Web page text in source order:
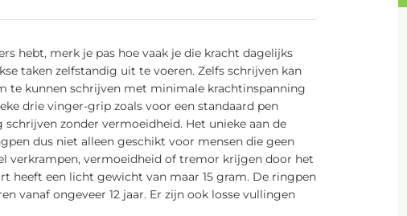
hebt, merk je pas hoe vaak je die kracht dagelijks
taken zelfstandig uit te voeren. Zelfs schrijven kan
te kunnen schrijven met minimale krachtinspanning
drie vinger-grip zoals voor een standaard pen
zonder vermoeidheid. Het unieke aan de
dus niet alleen geschikt voor mensen die geen
verkrampen, vermoeidheid of tremor krijgen door het
heeft een licht gewicht van maar 15 gram. De ringpen
vanaf ongeveer 12 jaar. Er zijn ook losse vullingen